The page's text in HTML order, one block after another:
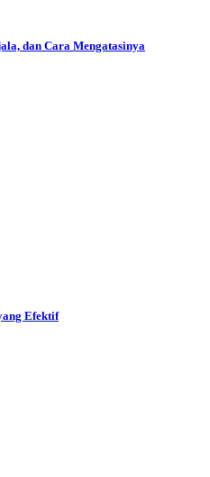
dan Cara Mengatasinya
Efektif